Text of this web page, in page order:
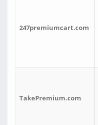
247premiumcart.com
TakePremium.com